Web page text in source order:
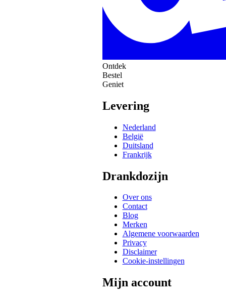
Ontdek
Bestel
Geniet
Levering
Nederland
België
Duitsland
Frankrijk
Drankdozijn
Over ons
Contact
Blog
Merken
Algemene voorwaarden
Privacy
Disclaimer
Cookie-instellingen
Mijn account